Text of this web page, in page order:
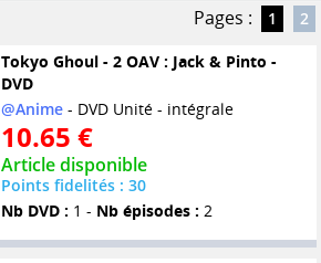
Pages :
1 2
Tokyo Ghoul - 2 OAV : Jack & Pinto -
DVD
@Anime- DVD Unité - intégrale
10.65 €
Article disponible
Points fidelités : 30
Nb DVD : 1 - Nb épisodes : 2